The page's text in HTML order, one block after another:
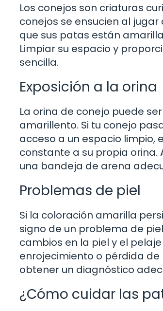
Los conejos son criaturas
conejos se ensucien al
que sus patas están
Limpiar su espacio y
sencilla.
Exposición a la orina
La orina de conejo puede
amarillento. Si tu conejo
acceso a un espacio limpio,
constante a su propia
una bandeja de arena
Problemas de piel
Si la coloración amarilla
signo de un problema de
cambios en la piel y el
enrojecimiento o pérdida de
obtener un diagnóstico
¿Cómo cuidar las